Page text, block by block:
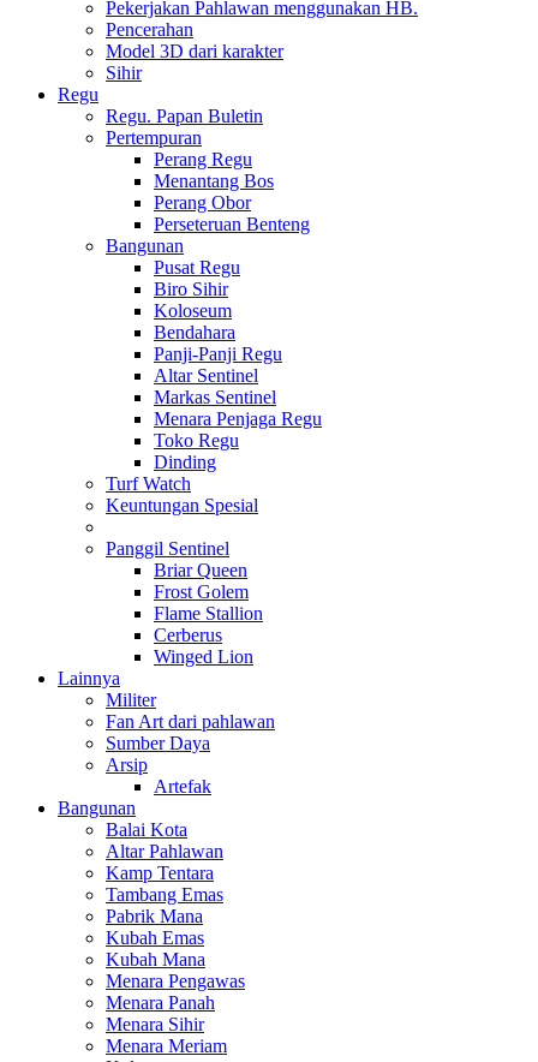
Pekerjakan Pahlawan menggunakan HB.
Pencerahan
Model 3D dari karakter
Sihir
Regu
Regu. Papan Buletin
Pertempuran
Perang Regu
Menantang Bos
Perang Obor
Perseteruan Benteng
Bangunan
Pusat Regu
Biro Sihir
Koloseum
Bendahara
Panji-Panji Regu
Altar Sentinel
Markas Sentinel
Menara Penjaga Regu
Toko Regu
Dinding
Turf Watch
Keuntungan Spesial
Panggil Sentinel
Briar Queen
Frost Golem
Flame Stallion
Cerberus
Winged Lion
Lainnya
Militer
Fan Art dari pahlawan
Sumber Daya
Arsip
Artefak
Bangunan
Balai Kota
Altar Pahlawan
Kamp Tentara
Tambang Emas
Pabrik Mana
Kubah Emas
Kubah Mana
Menara Pengawas
Menara Panah
Menara Sihir
Menara Meriam